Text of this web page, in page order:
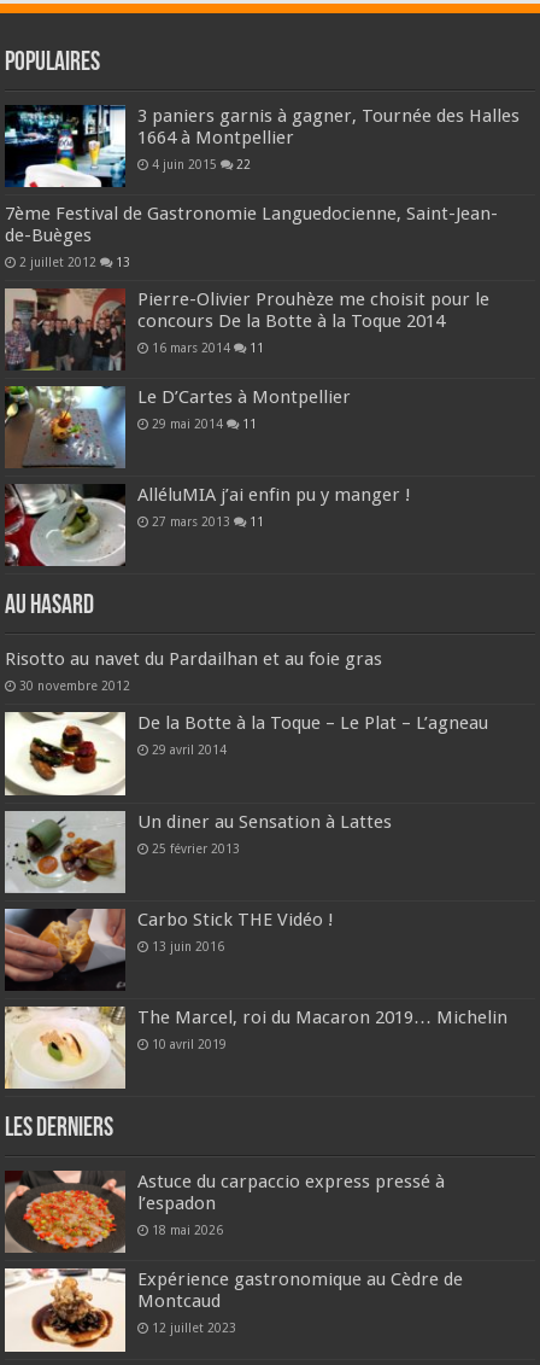
Populaires
3 paniers garnis à gagner, Tournée des Halles
1664 à Montpellier
4 juin 2015 22
7ème Festival de Gastronomie Languedocienne, Saint-Jean-
de-Buèges
2 juillet 2012 13
Pierre-Olivier Prouhèze me choisit pour le
concours De la Botte à la Toque 2014
16 mars 2014 11
Le D’Cartes à Montpellier
29 mai 2014 11
AlléluMIA j’ai enfin pu y manger !
27 mars 2013 11
Au hasard
Risotto au navet du Pardailhan et au foie gras
30 novembre 2012
De la Botte à la Toque – Le Plat – L’agneau
29 avril 2014
Un diner au Sensation à Lattes
25 février 2013
Carbo Stick THE Vidéo !
13 juin 2016
The Marcel, roi du Macaron 2019… Michelin
10 avril 2019
Les derniers
Astuce du carpaccio express pressé à
l’espadon
18 mai 2026
Expérience gastronomique au Cèdre de
Montcaud
12 juillet 2023